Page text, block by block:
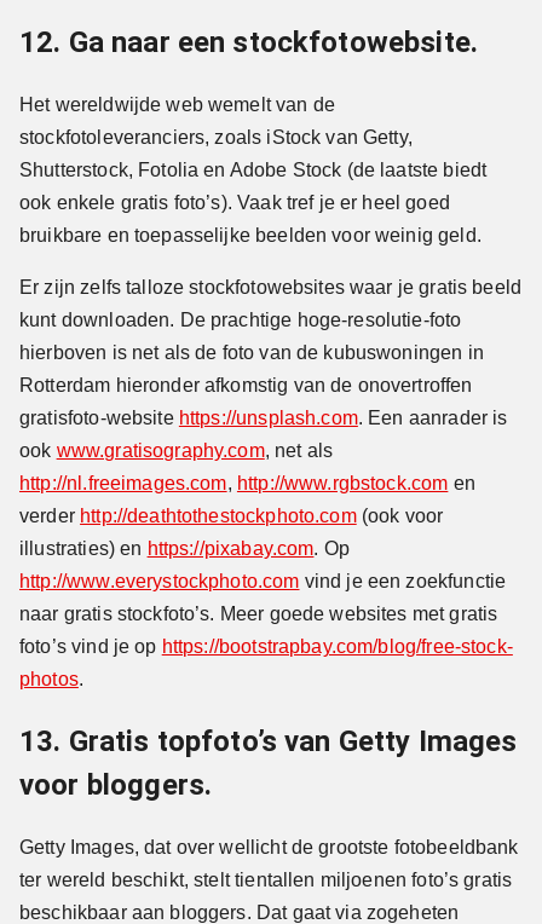
12. Ga naar een stockfotowebsite.
Het wereldwijde web wemelt van de
stockfotoleveranciers, zoals iStock van Getty,
Shutterstock, Fotolia en Adobe Stock (de laatste biedt
ook enkele gratis foto’s). Vaak tref je er heel goed
bruikbare en toepasselijke beelden voor weinig geld.
Er zijn zelfs talloze stockfotowebsites waar je gratis beeld
kunt downloaden. De prachtige hoge-resolutie-foto
hierboven is net als de foto van de kubuswoningen in
Rotterdam hieronder afkomstig van de onovertroffen
gratisfoto-website https://unsplash.com. Een aanrader is
ook www.gratisography.com, net als
http://nl.freeimages.com, http://www.rgbstock.com en
verder http://deathtothestockphoto.com(ook voor
illustraties) en https://pixabay.com. Op
http://www.everystockphoto.com vind je een zoekfunctie
naar gratis stockfoto’s. Meer goede websites met gratis
foto’s vind je op https://bootstrapbay.com/blog/free-stock-
photos.
13. Gratis topfoto’s van Getty Images
voor bloggers.
Getty Images, dat over wellicht de grootste fotobeeldbank
ter wereld beschikt, stelt tientallen miljoenen foto’s gratis
beschikbaar aan bloggers. Dat gaat via zogeheten